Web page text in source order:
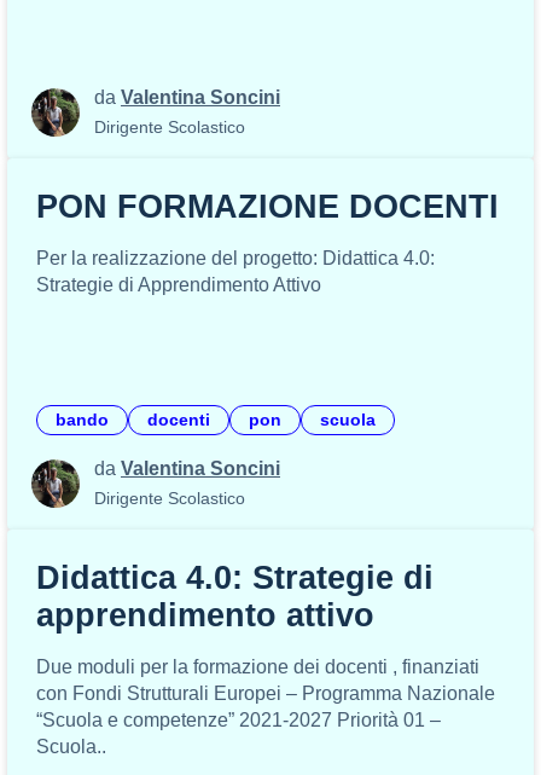
da Valentina Soncini
Dirigente Scolastico
PON FORMAZIONE DOCENTI
Per la realizzazione del progetto: Didattica 4.0:
Strategie di Apprendimento Attivo
bando docenti pon scuola
da Valentina Soncini
Dirigente Scolastico
Didattica 4.0: Strategie di
apprendimento attivo
Due moduli per la formazione dei docenti , finanziati
con Fondi Strutturali Europei – Programma Nazionale
“Scuola e competenze” 2021-2027 Priorità 01 –
Scuola..